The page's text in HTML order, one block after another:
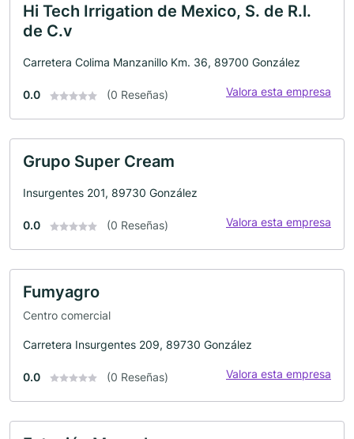
Hi Tech Irrigation de Mexico, S. de R.l.
de C.v
Carretera Colima Manzanillo Km. 36, 89700 González
0.0 (0 Reseñas) Valora esta empresa
Grupo Super Cream
Insurgentes 201, 89730 González
0.0 (0 Reseñas) Valora esta empresa
Fumyagro
Centro comercial
Carretera Insurgentes 209, 89730 González
0.0 (0 Reseñas) Valora esta empresa